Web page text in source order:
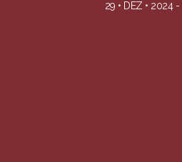
29 • DEZ • 2024 -